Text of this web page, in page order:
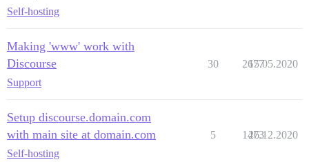
Self-hosting
Making 'www' work with
Discourse
Support
30 2677
15.05.2020
Setup discourse.domain.com
with main site at domain.com
Self-hosting
5 1473
26.12.2020